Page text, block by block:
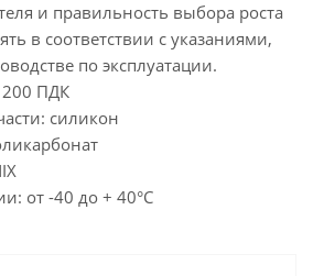
и правильность выбора роста
в соответствии с указаниями,
по эксплуатации.
200 ПДК
силикон
от -40 до + 40°С